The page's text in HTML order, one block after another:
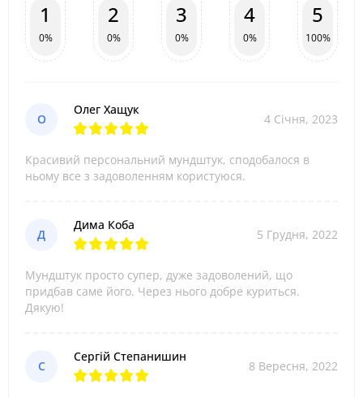
1
0%
2
0%
3
0%
4
0%
5
100%
О
Олег Хащук
4 Січня, 2023
Красивий персональний мундштук, сподобалося в
ньому все з задоволенням користуюся.
Д
Дима Коба
5 Грудня, 2022
Мундштук просто супер, дуже задоволений, що
придбав саме його. Через нього добре куриться.
Дякую!
С
Сергій Степанишин
8 Вересня, 2022